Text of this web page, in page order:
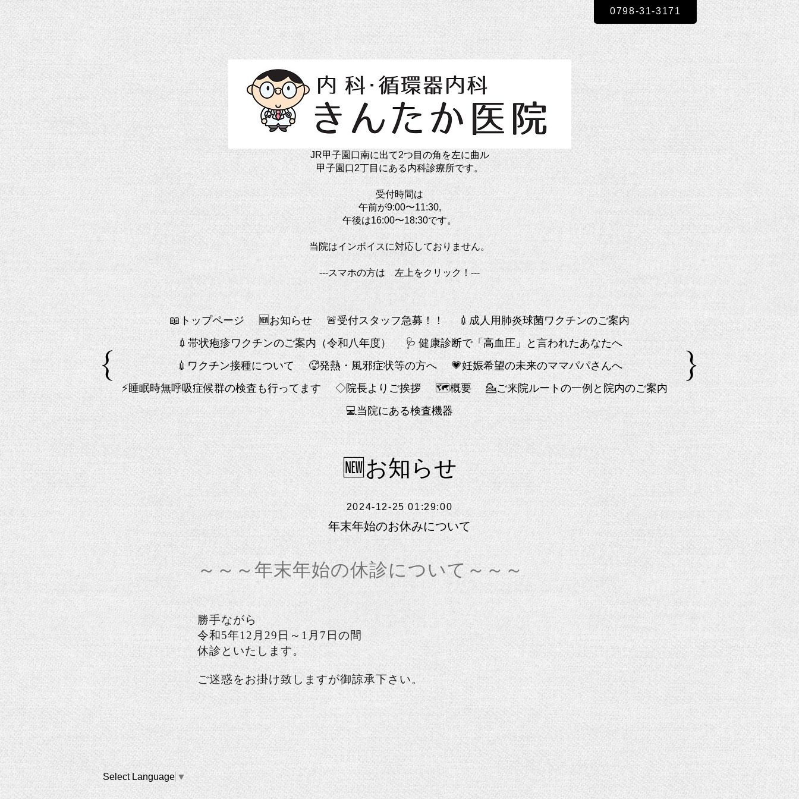
JR甲子園口南に出て2つ目の角を左に曲ル
甲子園口2丁目にある内科診療所です。
受付時間は
午前が9:00〜11:30,
午後は16:00〜18:30です。
当院はインボイスに対応しておりません。
---スマホの方は 左上をクリック！---
0798-31-3171
📖トップページ 🆕お知らせ 🚨受付スタッフ急募！！
💉成人用肺炎球菌ワクチンのご案内
💉帯状疱疹ワクチンのご案内（令和八年度）
🩺 健康診断で「高血圧」と言われたあなたへ
💉ワクチン接種について
🥵発熱・風邪症状等の方へ
💗妊娠希望の未来のママパパさんへ
⚡睡眠時無呼吸症候群の検査も行ってます
◇院長よりご挨拶 🗺概要
💁ご来院ルートの一例と院内のご案内
💻️当院にある検査機器
🆕お知らせ
2024-12-25 01:29:00
年末年始のお休みについて
～～～年末年始の休診について～～～
勝手ながら
令和5年12月29日～1月7日の間
休診といたします。
ご迷惑をお掛け致しますが御諒承下さい。
Select Language ▼